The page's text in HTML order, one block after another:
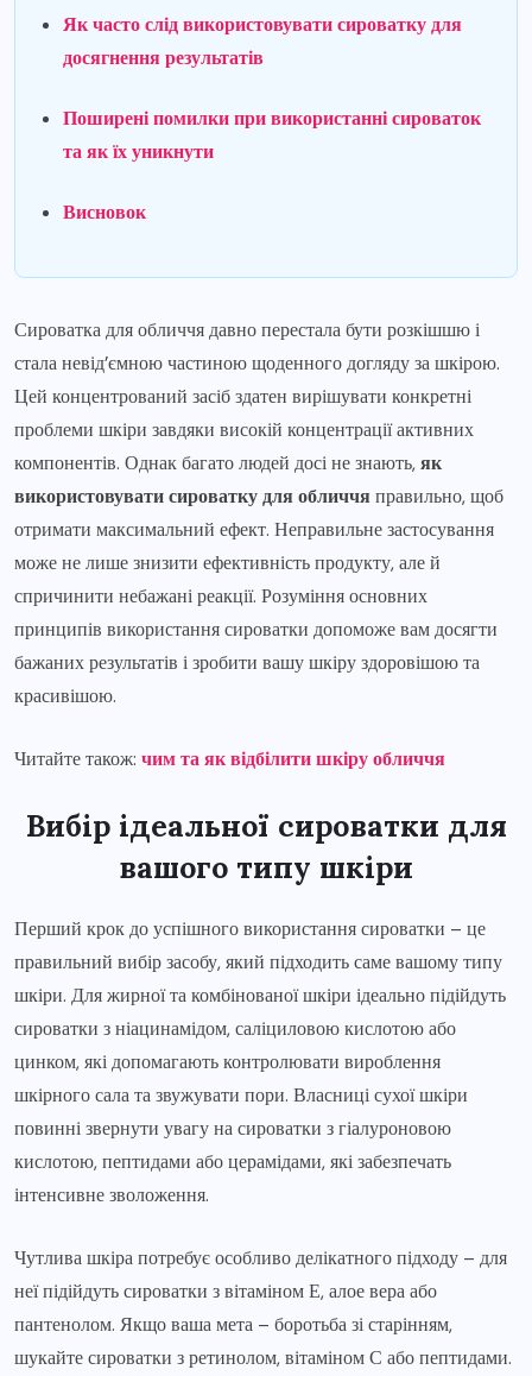
Як часто слід використовувати сироватку для
досягнення результатів
Поширені помилки при використанні сироваток
та як їх уникнути
Висновок
Сироватка для обличчя давно перестала бути розкішшю і
стала невід’ємною частиною щоденного догляду за шкірою.
Цей концентрований засіб здатен вирішувати конкретні
проблеми шкіри завдяки високій концентрації активних
компонентів. Однак багато людей досі не знають,як
використовувати сироватку для обличчяправильно, щоб
отримати максимальний ефект. Неправильне застосування
може не лише знизити ефективність продукту, але й
спричинити небажані реакції. Розуміння основних
принципів використання сироватки допоможе вам досягти
бажаних результатів і зробити вашу шкіру здоровішою та
красивішою.
Читайте також: чим та як відбілити шкіру обличчя
Вибір ідеальної сироватки для
вашого типу шкіри
Перший крок до успішного використання сироватки – це
правильний вибір засобу, який підходить саме вашому типу
шкіри. Для жирної та комбінованої шкіри ідеально підійдуть
сироватки з ніацинамідом, саліциловою кислотою або
цинком, які допомагають контролювати вироблення
шкірного сала та звужувати пори. Власниці сухої шкіри
повинні звернути увагу на сироватки з гіалуроновою
кислотою, пептидами або церамідами, які забезпечать
інтенсивне зволоження.
Чутлива шкіра потребує особливо делікатного підходу – для
неї підійдуть сироватки з вітаміном Е, алое вера або
пантенолом. Якщо ваша мета – боротьба зі старінням,
шукайте сироватки з ретинолом, вітаміном С або пептидами.